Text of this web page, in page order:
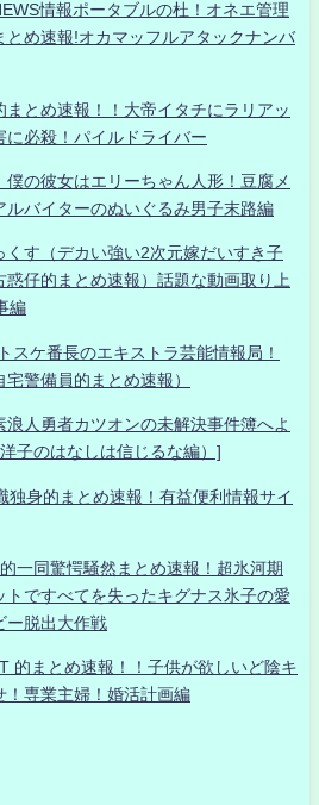
情報ポータブルの杜！オネエ管理
とめ速報!オカマッフルアタックナンバ
まとめ速報！！大帝イタチにラリアッ
に必殺！パイルドライバー
の彼女はエリーちゃん人形！豆腐メ
ルバイターのぬいぐるみ男子末路編
くす（デカい強い2次元嫁だいすき子
仔的まとめ速報）話題な動画取り上
編
スケ番長のエキストラ芸能情報局！
宅警備員的まとめ速報）
人勇者カツオンの未解決事件簿へよ
子のはなしは信じるな編）]
身的まとめ速報！有益便利情報サイ
一同驚愕騒然まとめ速報！超氷河期
ですべてを失ったキグナス氷子の愛
ー脱出大作戦
的まとめ速報！！子供が欲しいど陰キ
！専業主婦！婚活計画編